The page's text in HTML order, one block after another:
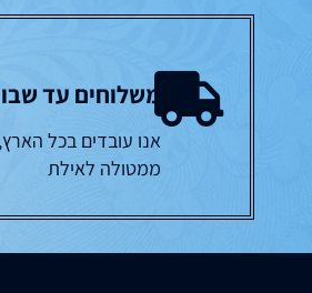
משלוחים עד
אנו עובדים בכל
ממטולה לאילת